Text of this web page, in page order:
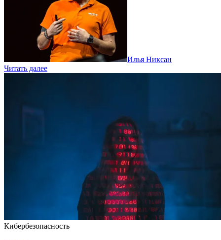
Илья Никсан
Читать далее
Кибербезопасность